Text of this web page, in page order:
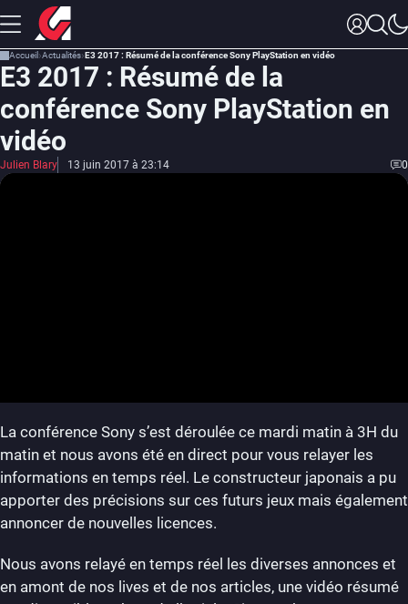
Accueil Actualités E3 2017 : Résumé de la conférence Sony PlayStation en vidéo
E3 2017 : Résumé de la
conférence Sony PlayStation en
vidéo
Julien Blary 13 juin 2017 à 23:14 0
La conférence Sony s’est déroulée ce mardi matin à 3H du
matin et nous avons été en direct pour vous relayer les
informations en temps réel. Le constructeur japonais a pu
apporter des précisions sur ces futurs jeux mais également
annoncer de nouvelles licences.
Nous avons relayé en temps réel les diverses annonces et
en amont de nos lives et de nos articles, une vidéo résumé